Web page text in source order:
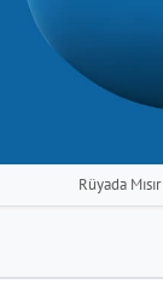
Rüyada